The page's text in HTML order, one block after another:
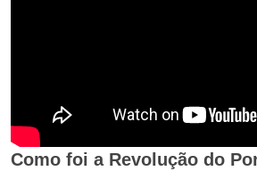
Como foi a Revolução do